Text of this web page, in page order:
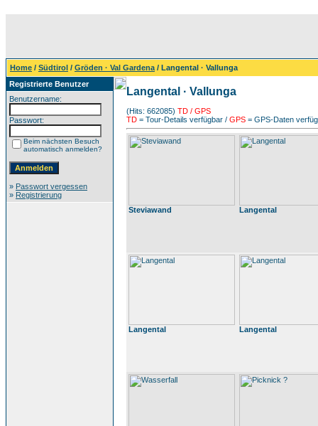
Home / Südtirol / Gröden · Val Gardena / Langental · Vallunga
Registrierte Benutzer
Benutzername:
Passwort:
Beim nächsten Besuch
automatisch anmelden?
» Passwort vergessen
» Registrierung
Langental · Vallunga
(Hits: 662085) TD / GPS
TD = Tour-Details verfügbar / GPS = GPS-Daten
Steviawand Langental
Langental Langental